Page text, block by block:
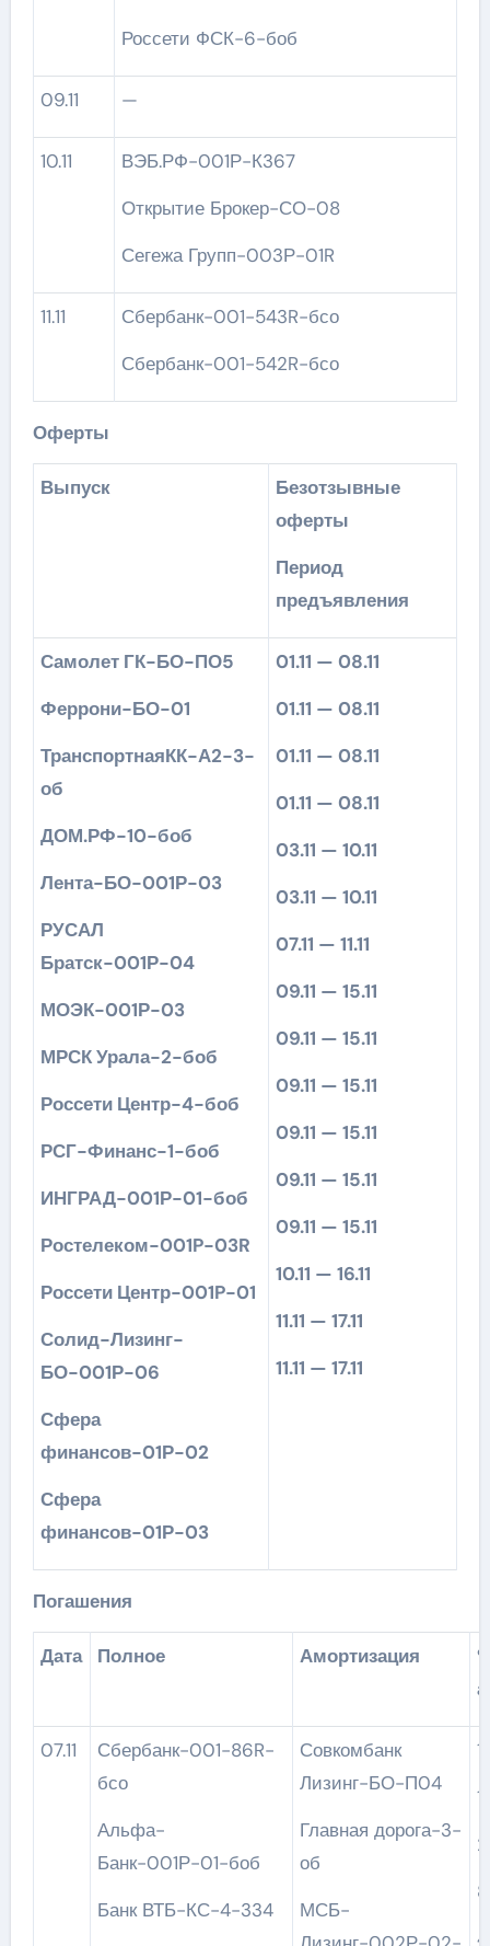
Россети ФСК-6-боб
09.11 —
10.11
ВЭБ.РФ-001Р-К367
Открытие Брокер-СО-08
Сегежа Групп-003Р-01R
11.11
Сбербанк-001-543R-бсо
Сбербанк-001-542R-бсо
Оферты
Выпуск
Безотзывные
оферты
Период
предъявления
Самолет ГК-БО-ПО5
Феррони-БО-01
ТранспортнаяКК-А2-3-
об
ДОМ.РФ-10-боб
Лента-БО-001Р-03
РУСАЛ
Братск-001Р-04
МОЭК-001Р-03
МРСК Урала-2-боб
Россети Центр-4-боб
РСГ-Финанс-1-боб
ИНГРАД-001Р-01-боб
Ростелеком-001P-03R
Россети Центр-001P-01
Солид-Лизинг-
БО-001Р-06
Сфера
финансов-01Р-02
Сфера
финансов-01Р-03
01.11 — 08.11
01.11 — 08.11
01.11 — 08.11
01.11 — 08.11
03.11 — 10.11
03.11 — 10.11
07.11 — 11.11
09.11 — 15.11
09.11 — 15.11
09.11 — 15.11
09.11 — 15.11
09.11 — 15.11
09.11 — 15.11
10.11 — 16.11
11.11 — 17.11
11.11 — 17.11
Погашения
Дата Полное Амортизация
07.11
Сбербанк-001-86R-
бсо
Альфа-
Банк-001Р-01-боб
Банк ВТБ-КС-4-334
Совкомбанк
Лизинг-БО-П04
Главная дорога-3-
об
МСБ-